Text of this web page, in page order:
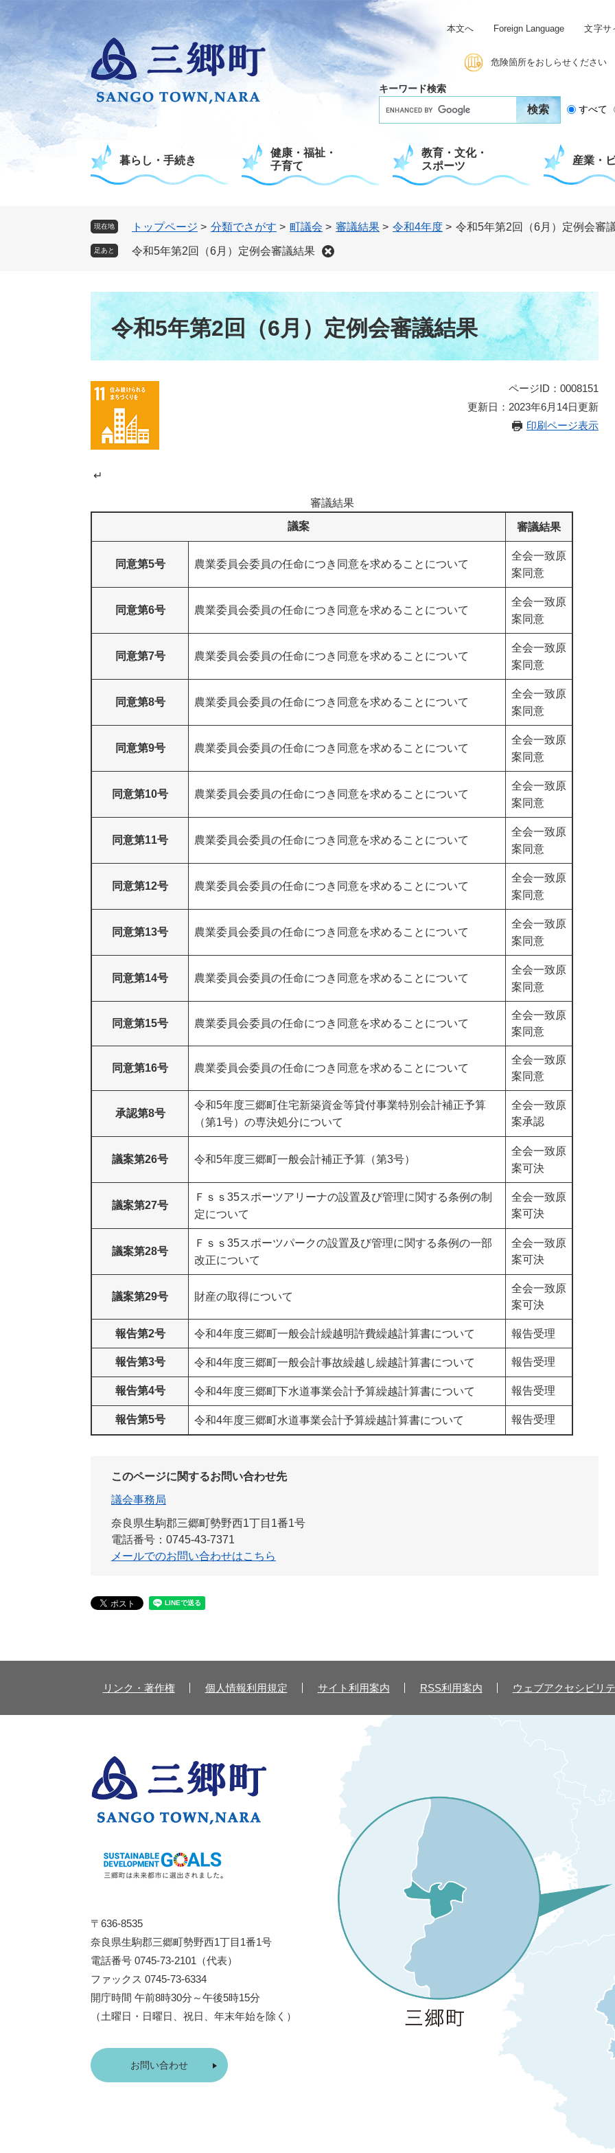
ー
の
先
で
ニ
ー
を
ば
本文へ Foreign Language 文字サ
危険箇所をおしらせください
キーワード検索
すべて
暮らし・手続き
健康・福祉・
子育て
教育・文化・
スポーツ
産業・
現在地 トップページ > 分類でさがす > 町議会 > 審議結果 > 令和4年度 > 令和5年第2回（6月）定例会審
足あと 令和5年第2回（6月）定例会審議結果
文
令和5年第2回（6月）定例会審議結果
ページID：0008151
更新日：2023年6月14日更新
印刷ページ表示
↵
審議結果
議案
審議結果
同意第5号 農業委員会委員の任命につき同意を求めることについて
全会一致原
案同意
同意第6号 農業委員会委員の任命につき同意を求めることについて
全会一致原
案同意
同意第7号 農業委員会委員の任命につき同意を求めることについて
全会一致原
案同意
同意第8号 農業委員会委員の任命につき同意を求めることについて
全会一致原
案同意​
同意第9号 農業委員会委員の任命につき同意を求めることについて
全会一致原
案同意​
同意第10号 農業委員会委員の任命につき同意を求めることについて
全会一致原
案同意​
同意第11号 農業委員会委員の任命につき同意を求めることについて
全会一致原
案同意​
同意第12号 農業委員会委員の任命につき同意を求めることについて
全会一致原
案同意​
同意第13号 農業委員会委員の任命につき同意を求めることについて
全会一致原
案同意​
同意第14号 農業委員会委員の任命につき同意を求めることについて
全会一致原
案同意​
同意第15号 農業委員会委員の任命につき同意を求めることについて
全会一致原
案同意​
同意第16号 農業委員会委員の任命につき同意を求めることについて
全会一致原
案同意​
承認第8号
令和5年度三郷町住宅新築資金等貸付事業特別会計補正予算
（第1号）の専決処分について
全会一致原
案承認​
議案第26号 令和5年度三郷町一般会計補正予算（第3号）
全会一致原
案可決
議案第27号
Ｆｓｓ35スポーツアリーナの設置及び管理に関する条例の制
定について
全会一致原
案可決
議案第28号​
Ｆｓｓ35スポーツパークの設置及び管理に関する条例の一部
改正について
全会一致原
案可決
議案第29号​ 財産の取得について
全会一致原
案可決
報告第2号 令和4年度三郷町一般会計繰越明許費繰越計算書について 報告受理
報告第3号​ 令和4年度三郷町一般会計事故繰越し繰越計算書について 報告受理
報告第4号​ 令和4年度三郷町下水道事業会計予算繰越計算書について 報告受理
報告第5号​ 令和4年度三郷町水道事業会計予算繰越計算書について 報告受理
このページに関するお問い合わせ先
議会事務局
奈良県生駒郡三郷町勢野西1丁目1番1号
電話番号：0745-43-7371
メールでのお問い合わせはこちら
リンク・著作権 個人情報利用規定 サイト利用案内 RSS利用案内 ウェブアクセシビリ
〒636-8535
奈良県生駒郡三郷町勢野西1丁目1番1号
電話番号 0745-73-2101（代表）
ファックス 0745-73-6334
開庁時間 午前8時30分～午後5時15分
（土曜日・日曜日、祝日、年末年始を除く）
お問い合わせ